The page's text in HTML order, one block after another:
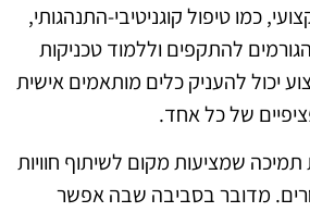
כמו טיפול קוגניטיבי-התנהגותי,
להתקפים וללמוד טכניקות
יכול להעניק כלים מותאמים אישית
של כל אחד.
תמיכה שמציעות מקום לשיתוף חוויות
מדובר בסביבה שבה אפשר